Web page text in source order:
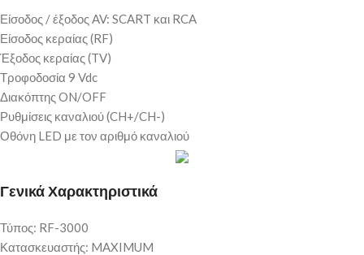
Είσοδος / έξοδος AV: SCART και RCA
Είσοδος κεραίας (RF)
Έξοδος κεραίας (TV)
Τροφοδοσία 9 Vdc
Διακόπτης ON/OFF
Ρυθμίσεις καναλιού (CH+/CH-)
Οθόνη LED με τον αριθμό καναλιού
Γενικά Χαρακτηριστικά
Τύπος: RF-3000
Κατασκευαστής: MAXIMUM